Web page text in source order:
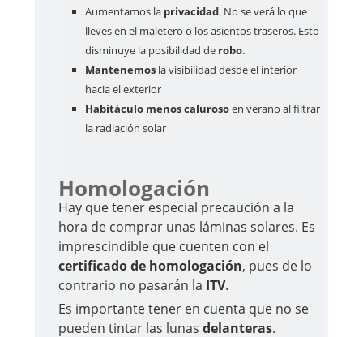
Aumentamos la privacidad. No se verá lo que
lleves en el maletero o los asientos traseros. Esto
disminuye la posibilidad derobo.
Mantenemosla visibilidad desde el interior
hacia el exterior
Habitáculo menos calurosoen verano al filtrar
la radiación solar
Homologación
Hay que tener especial precaución a la
hora de comprar unas láminas solares. Es
imprescindible que cuenten con el
certificado de homologación, pues de lo
contrario no pasarán la ITV.
Es importante tener en cuenta que no se
pueden tintar las lunasdelanteras.